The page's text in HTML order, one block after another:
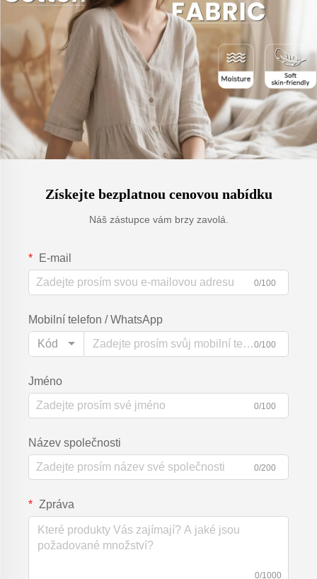
Získejte bezplatnou cenovou nabídku
Náš zástupce vám brzy zavolá.
E-mail
0/100
Mobilní telefon / WhatsApp
Kód
0/100
Jméno
0/100
Název společnosti
0/200
Zpráva
0/1000